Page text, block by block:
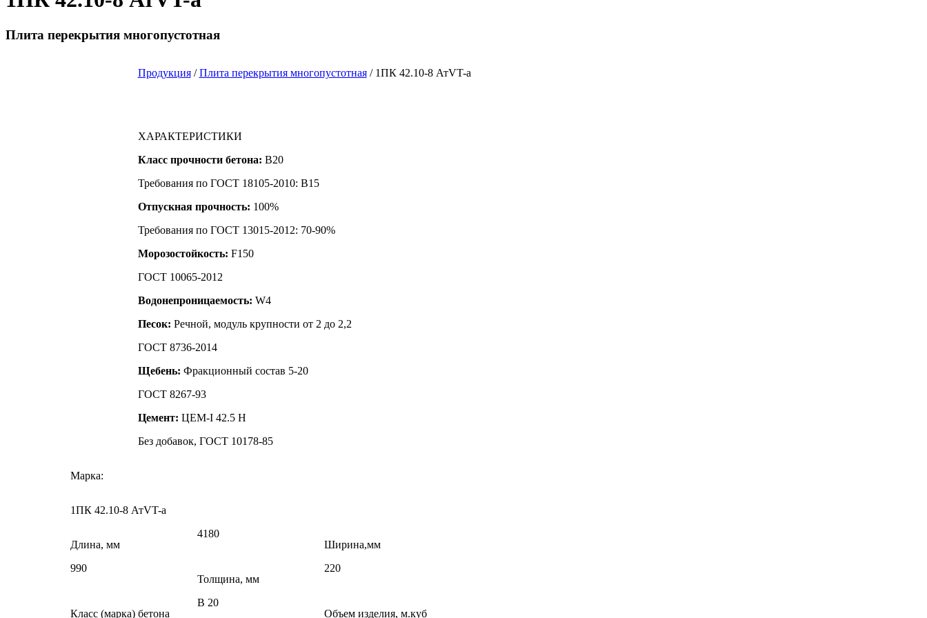
Плита перекрытия многопустотная
Продукция/Плита перекрытия многопустотная/ 1ПК 42.10-8 АтVT-a
ХАРАКТЕРИСТИКИ
Класс прочности бетона: B20
Требования по ГОСТ 18105-2010: B15
Отпускная прочность: 100%
Требования по ГОСТ 13015-2012: 70-90%
Морозостойкость: F150
ГОСТ 10065-2012
Водонепроницаемость: W4
Песок: Речной, модуль крупности от 2 до 2,2
ГОСТ 8736-2014
Щебень: Фракционный состав 5-20
ГОСТ 8267-93
Цемент: ЦЕМ-I 42.5 Н
Без добавок, ГОСТ 10178-85
Марка:
1ПК 42.10-8 АтVT-a
Длина, мм
4180
Ширина,мм
990
Толщина, мм
220
Класс (марка) бетона
В 20
Объем изделия, м.куб